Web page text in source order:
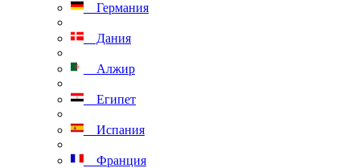
Германия
Дания
Алжир
Египет
Испания
Франция